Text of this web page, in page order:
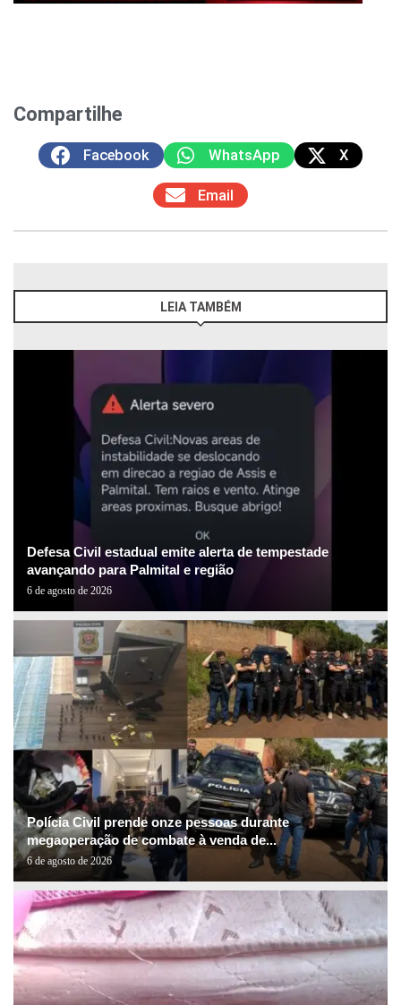
Compartilhe
Facebook WhatsApp X
Email
LEIA TAMBÉM
Defesa Civil estadual emite alerta de tempestade
avançando para Palmital e região
6 de agosto de 2026
Polícia Civil prende onze pessoas durante
megaoperação de combate à venda de...
6 de agosto de 2026